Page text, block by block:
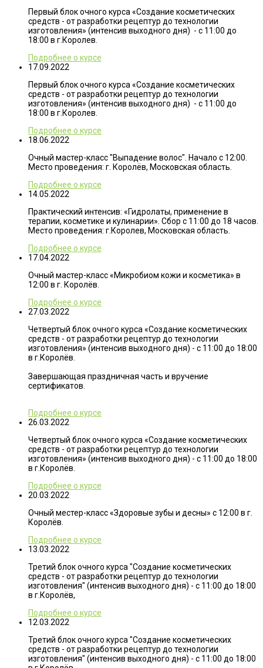
Первый блок очного курса «Создание косметических
средств - от разработки рецептур до технологии
изготовления» (интенсив выходного дня) - с 11:00 до
18:00 в г.Королев.
Подробнее о курсе
17.09.2022
Первый блок очного курса «Создание косметических
средств - от разработки рецептур до технологии
изготовления» (интенсив выходного дня) - с 11:00 до
18:00 в г.Королев.
Подробнее о курсе
18.06.2022
Очный мастер-класс "Выпадение волос". Начало с 12:00.
Место проведения: г. Королёв, Московская область.
Подробнее о курсе
14.05.2022
Практический интенсив: «Гидролаты, применение в
терапии, косметике и кулинарии». Сбор с 11:00 до 18 часов.
Место проведения: г.Королев, Московская область.
Подробнее о курсе
17.04.2022
Очный мастер-класс «Микробиом кожи и косметика» в
12:00 в г. Королёв.
Подробнее о курсе
27.03.2022
Четвертый блок очного курса «Создание косметических
средств - от разработки рецептур до технологии
изготовления» (интенсив выходного дня) - с 11:00 до 18:00
в г.Королёв.
Завершающая праздничная часть и вручение
сертификатов.
Подробнее о курсе
26.03.2022
Четвертый блок очного курса «Создание косметических
средств - от разработки рецептур до технологии
изготовления» (интенсив выходного дня) - с 11:00 до 18:00
в г.Королёв.
Подробнее о курсе
20.03.2022
Очный местер-класс «Здоровые зубы и десны» с 12:00 в г.
Королёв.
Подробнее о курсе
13.03.2022
Третий блок очного курса "Создание косметических
средств - от разработки рецептур до технологии
изготовления" (интенсив выходного дня) - с 11:00 до 18:00
в г.Королёв,
Подробнее о курсе
12.03.2022
Третий блок очного курса "Создание косметических
средств - от разработки рецептур до технологии
изготовления" (интенсив выходного дня) - с 11:00 до 18:00